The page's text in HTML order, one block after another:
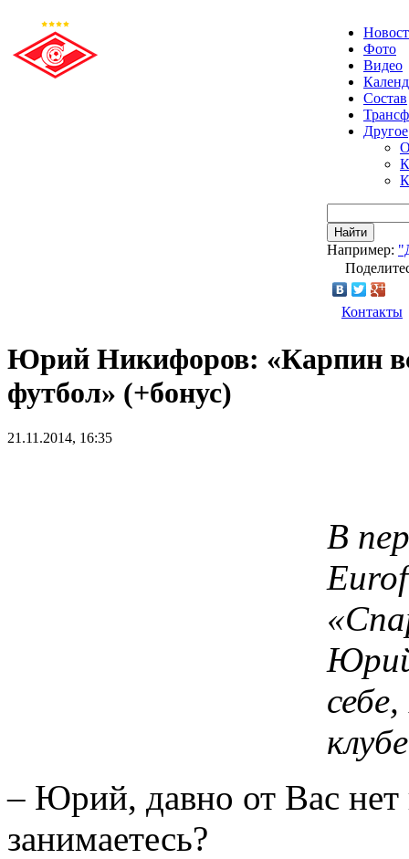
Фото
Видео
Состав
Другое
Найти
Например:
Контакты
Юрий Никифоров: «Карпин
футбол» (+бонус)
21.11.2014, 16:35
В
– Юрий, давно от Вас нет
занимаетесь?